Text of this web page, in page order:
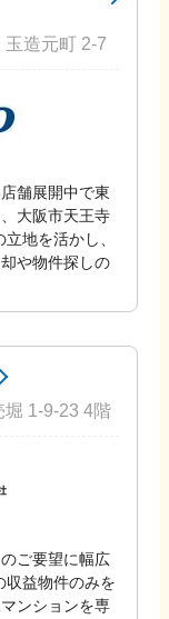
造元町 2-7
舗展開中で東
大阪市天王寺
地を活かし、
や物件探しの
1-9-23 4階
ご要望に幅広
収益物件のみを
ンションを専